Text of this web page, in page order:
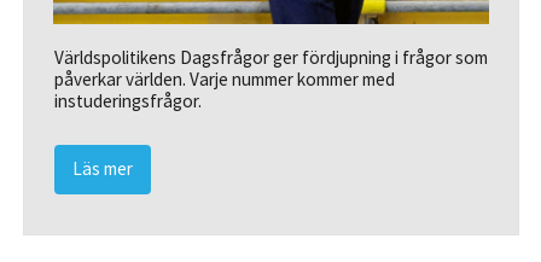
Världspolitikens Dagsfrågor ger fördjupning i frågor som
påverkar världen. Varje nummer kommer med
instuderingsfrågor.
Läs mer